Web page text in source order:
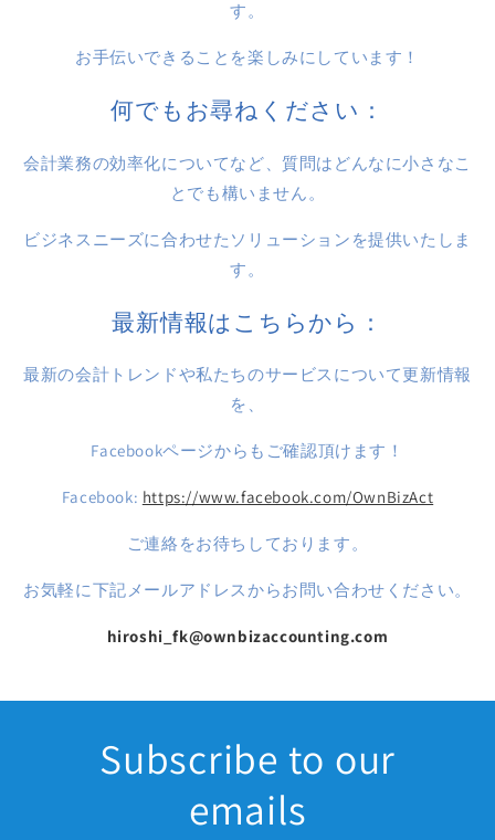
す。
お手伝いできることを楽しみにしています！
何でもお尋ねください：
会計業務の効率化についてなど、質問はどんなに小さなこ
とでも構いません。
ビジネスニーズに合わせたソリューションを提供いたしま
す。
最新情報はこちらから：
最新の会計トレンドや私たちのサービスについて更新情報
を、
Facebookページからもご確認頂けます！
Facebook: https://www.facebook.com/OwnBizAct
ご連絡をお待ちしております。
お気軽に下記メールアドレスからお問い合わせください。
hiroshi_fk@ownbizaccounting.com
Subscribe to our
emails